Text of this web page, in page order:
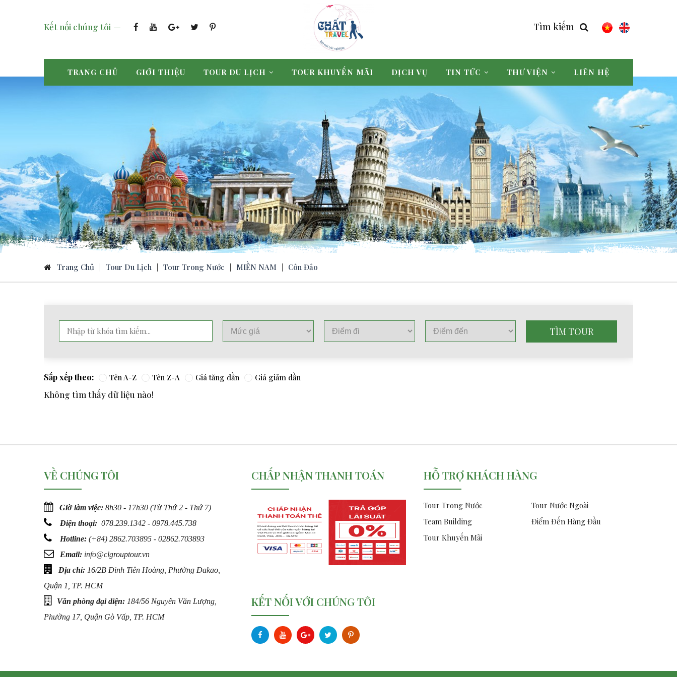
Kết nối chúng tôi Tìm kiếm
TRANG CHỦ GIỚI THIỆU TOUR DU LỊCH TOUR KHUYẾN MÃI DỊCH VỤ TIN TỨC THƯ VIỆN LIÊN HỆ
Trang Chủ Tour Du Lịch Tour Trong Nước MIỀN NAM Côn Đảo
TÌM TOUR
Sắp xếp theo: Tên A-Z Tên Z-A Giá tăng dần Giá giảm dần
Không tìm thấy dữ liệu nào!
VỀ CHÚNG TÔI
Giờ làm việc: 8h30 - 17h30 (Từ Thứ 2 - Thứ 7)
Điện thoại: 078.239.1342 - 0978.445.738
Hotline: (+84) 2862.703895 - 02862.703893
Email: info@clgrouptour.vn
Địa chỉ: 16/2B Đinh Tiên Hoàng, Phường Đakao,
Quận 1, TP. HCM
Văn phòng đại diện: 184/56 Nguyễn Văn Lượng,
Phường 17, Quận Gò Vấp, TP. HCM
CHẤP NHẬN THANH TOÁN
KẾT NỐI VỚI CHÚNG TÔI
HỖ TRỢ KHÁCH HÀNG
Tour Trong Nước
Tour Nước Ngoài
Team Building
Điểm Đến Hàng Đầu
Tour Khuyến Mãi